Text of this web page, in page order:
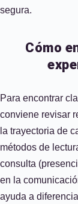
segura.
Cómo
Para encontrar
conviene revisar
la trayectoria de
métodos de
consulta
en la
ayuda a